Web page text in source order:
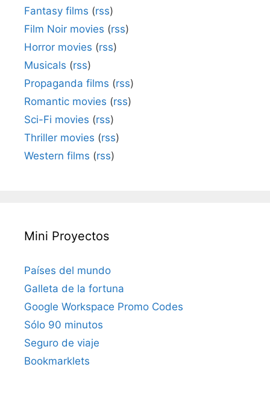
Fantasy films (rss)
Film Noir movies (rss)
Horror movies (rss)
Musicals (rss)
Propaganda films (rss)
Romantic movies (rss)
Sci-Fi movies (rss)
Thriller movies (rss)
Western films (rss)
Mini Proyectos
Países del mundo
Galleta de la fortuna
Google Workspace Promo Codes
Sólo 90 minutos
Seguro de viaje
Bookmarklets